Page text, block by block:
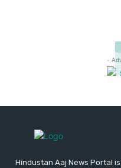
-
Hindustan Aaj News Portal